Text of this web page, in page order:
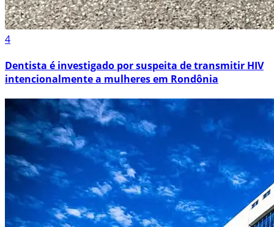
4
Dentista é investigado por suspeita de transmitir HIV
intencionalmente a mulheres em Rondônia